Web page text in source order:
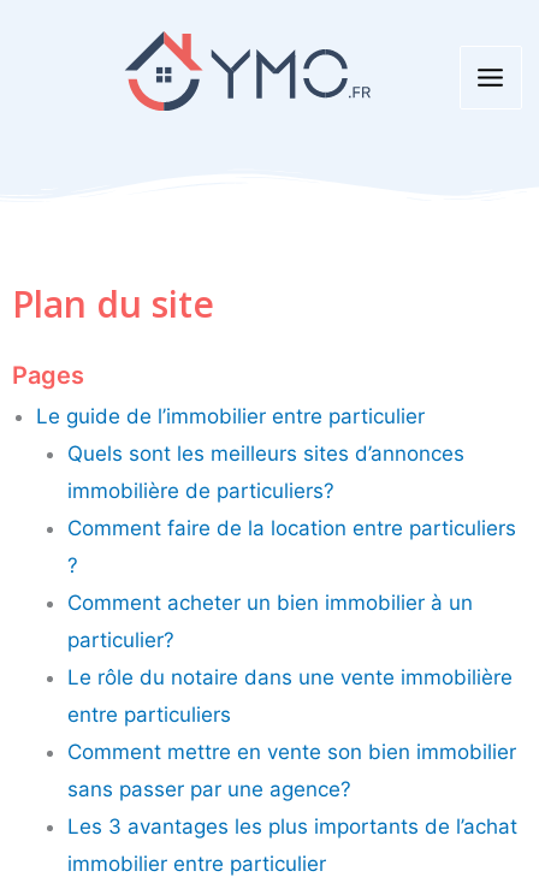
Plan du site
Pages
Le guide de l’immobilier entre particulier
Quels sont les meilleurs sites d’annonces
immobilière de particuliers?
Comment faire de la location entre particuliers
?
Comment acheter un bien immobilier à un
particulier?
Le rôle du notaire dans une vente immobilière
entre particuliers
Comment mettre en vente son bien immobilier
sans passer par une agence?
Les 3 avantages les plus importants de l’achat
immobilier entre particulier